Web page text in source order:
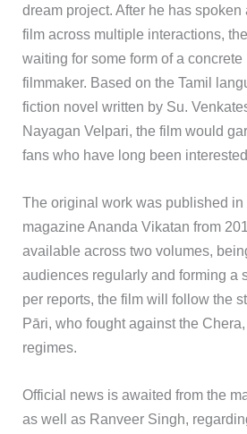
dream project. After he has
film across multiple interactions,
waiting for some form of a
filmmaker. Based on the Tamil
fiction novel written by Su.
Nayagan Velpari, the film would
fans who have long been
The original work was published in
magazine Ananda Vikatan from
available across two volumes,
audiences regularly and forming a
per reports, the film will follow the
Pāri, who fought against the
regimes.
Official news is awaited from the
as well as Ranveer Singh,